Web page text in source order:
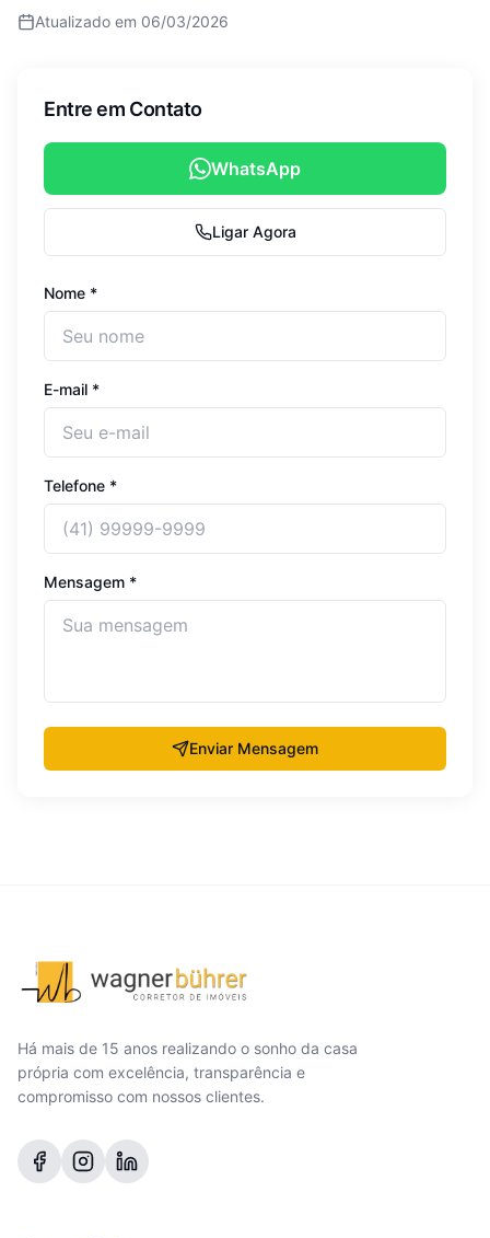
Atualizado em 06/03/2026
Entre em Contato
WhatsApp
Ligar Agora
Nome *
E-mail *
Telefone *
Mensagem *
Enviar Mensagem
Há mais de 15 anos realizando o sonho da casa
própria com excelência, transparência e
compromisso com nossos clientes.